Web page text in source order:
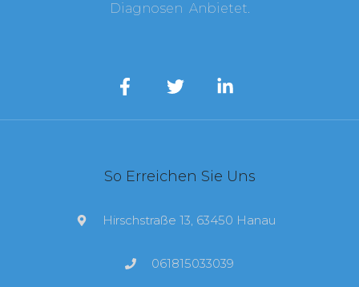
Diagnosen Anbietet.
So Erreichen Sie Uns
Hirschstraße 13, 63450 Hanau
061815033039